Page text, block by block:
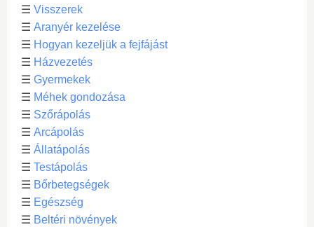
☰ Visszerek
☰ Aranyér kezelése
☰ Hogyan kezeljük a fejfájást
☰ Házvezetés
☰ Gyermekek
☰ Méhek gondozása
☰ Szőrápolás
☰ Arcápolás
☰ Állatápolás
☰ Testápolás
☰ Bőrbetegségek
☰ Egészség
☰ Beltéri növények